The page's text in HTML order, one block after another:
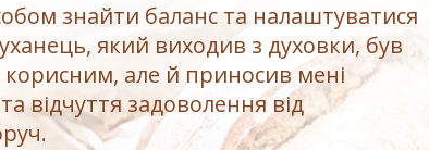
знайти баланс та налаштуватися
який виходив з духовки, був
але й приносив мені
відчуття задоволення від